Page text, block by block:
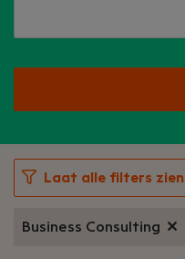
Laat alle filters zien
Business Consulting